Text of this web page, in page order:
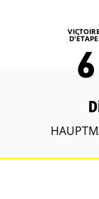
6